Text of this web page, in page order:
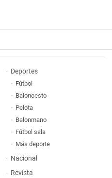
Deportes
Fútbol
Baloncesto
Pelota
Balonmano
Fútbol sala
Más deporte
Nacional
Revista